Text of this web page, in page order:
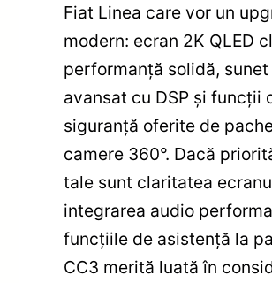
Fiat Linea care vor un
modern: ecran 2K QLED
performanță solidă, sunet
avansat cu DSP și funcții
siguranță oferite de
camere 360°. Dacă
tale sunt claritatea
integrarea audio
funcțiile de asistență la
CC3 merită luată în